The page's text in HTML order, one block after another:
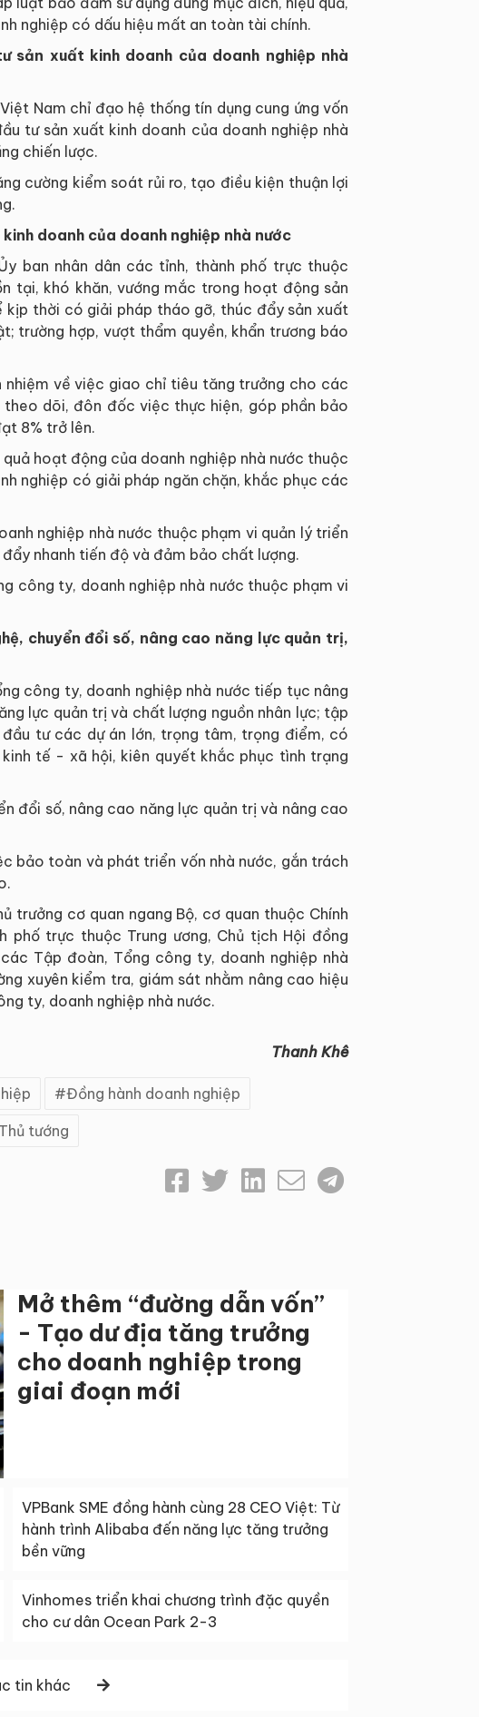
nghiệp có dấu hiệu mất an toàn tài chính.
sản xuất kinh doanh của doanh nghiệp nhà
Nam chỉ đạo hệ thống tín dụng cung ứng vốn
tư sản xuất kinh doanh của doanh nghiệp nhà
chiến lược.
cường kiểm soát rủi ro, tạo điều kiện thuận lợi
doanh của doanh nghiệp nhà nước
ban nhân dân các tỉnh, thành phố trực thuộc
tại, khó khăn, vướng mắc trong hoạt động sản
kịp thời có giải pháp tháo gỡ, thúc đẩy sản xuất
trường hợp, vượt thẩm quyền, khẩn trương báo
về việc giao chỉ tiêu tăng trưởng cho các
dõi, đôn đốc việc thực hiện, góp phần bảo
8% trở lên.
hoạt động của doanh nghiệp nhà nước thuộc
nghiệp có giải pháp ngăn chặn, khắc phục các
nghiệp nhà nước thuộc phạm vi quản lý triển
nhanh tiến độ và đảm bảo chất lượng.
công ty, doanh nghiệp nhà nước thuộc phạm vi
chuyển đổi số, nâng cao năng lực quản trị,
công ty, doanh nghiệp nhà nước tiếp tục nâng
lực quản trị và chất lượng nguồn nhân lực; tập
tư các dự án lớn, trọng tâm, trọng điểm, có
tế - xã hội, kiên quyết khắc phục tình trạng
đổi số, nâng cao năng lực quản trị và nâng cao
bảo toàn và phát triển vốn nhà nước, gắn trách
trưởng cơ quan ngang Bộ, cơ quan thuộc Chính
phố trực thuộc Trung ương, Chủ tịch Hội đồng
Tập đoàn, Tổng công ty, doanh nghiệp nhà
xuyên kiểm tra, giám sát nhằm nâng cao hiệu
ty, doanh nghiệp nhà nước.
Thanh Khê
Đồng hành doanh nghiệp
tướng
Mở thêm “đường dẫn vốn”
- Tạo dư địa tăng trưởng
cho doanh nghiệp trong
giai đoạn mới
VPBank SME đồng hành cùng 28 CEO Việt: Từ
hành trình Alibaba đến năng lực tăng trưởng
bền vững
Vinhomes triển khai chương trình đặc quyền
cho cư dân Ocean Park 2-3
tin khác